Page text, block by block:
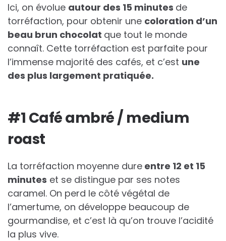
Ici, on évolue autour des 15 minutes de
torréfaction, pour obtenir une coloration d’un
beau brun chocolat que tout le monde
connaît. Cette torréfaction est parfaite pour
l’immense majorité des cafés, et c’est une
des plus largement pratiquée.
#1 Café ambré / medium
roast
La torréfaction moyenne dure entre 12 et 15
minutes et se distingue par ses notes
caramel. On perd le côté végétal de
l’amertume, on développe beaucoup de
gourmandise, et c’est là qu’on trouve l’acidité
la plus vive.